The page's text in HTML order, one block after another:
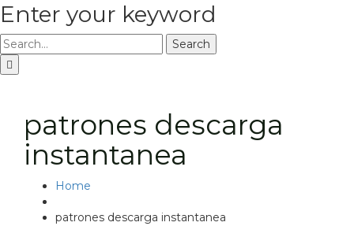
Enter your keyword
Search
patrones descarga
instantanea
Home
patrones descarga instantanea